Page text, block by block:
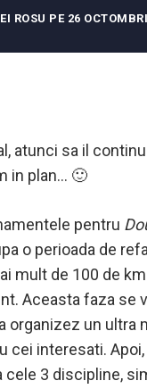
ROSU PE 26
atunci sa il
in plan… 🙂
pentru
o perioada de
mult de 100 de
Aceasta faza se
un ultra
interesati.
3 discipline,